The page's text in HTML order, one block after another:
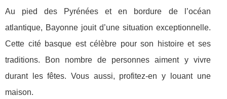
Au pied des Pyrénées et en bordure de l’océan
atlantique, Bayonne jouit d’une situation exceptionnelle.
Cette cité basque est célèbre pour son histoire et ses
traditions. Bon nombre de personnes aiment y vivre
durant les fêtes. Vous aussi, profitez-en y louant une
maison.